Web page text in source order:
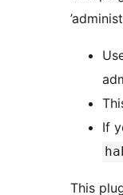
If
This